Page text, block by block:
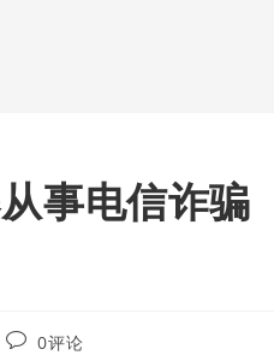
事电信诈骗
Post0评论